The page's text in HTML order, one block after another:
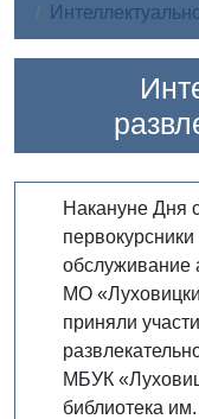
Накануне Дня
обслуживание
МО
приняли
МБУК
библиотека